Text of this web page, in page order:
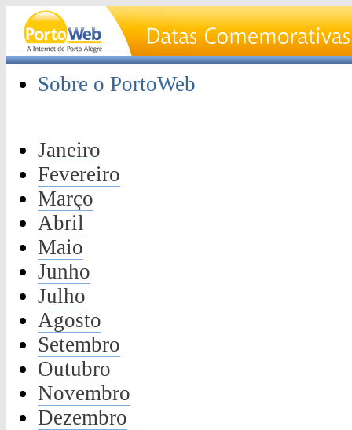
Sobre o PortoWeb
Janeiro
Fevereiro
Março
Abril
Maio
Junho
Julho
Agosto
Setembro
Outubro
Novembro
Dezembro